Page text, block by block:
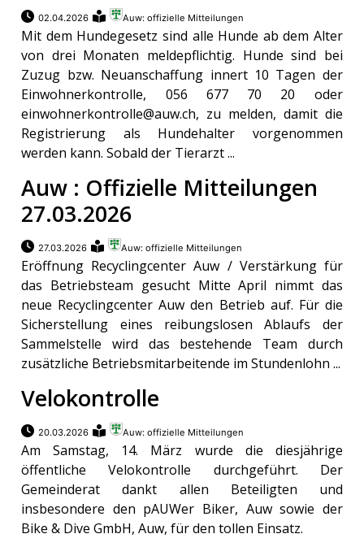
02.04.2026 Auw: offizielle Mitteilungen
Mit dem Hundegesetz sind alle Hunde ab dem Alter
von drei Monaten meldepflichtig. Hunde sind bei
Zuzug bzw. Neuanschaffung innert 10 Tagen der
Einwohnerkontrolle, 056 677 70 20 oder
einwohnerkontrolle@auw.ch, zu melden, damit die
Registrierung als Hundehalter vorgenommen
werden kann. Sobald der Tierarzt ...
Auw : Offizielle Mitteilungen
27.03.2026
27.03.2026 Auw: offizielle Mitteilungen
Eröffnung Recyclingcenter Auw / Verstärkung für
das Betriebsteam gesucht Mitte April nimmt das
neue Recyclingcenter Auw den Betrieb auf. Für die
Sicherstellung eines reibungslosen Ablaufs der
Sammelstelle wird das bestehende Team durch
zusätzliche Betriebsmitarbeitende im Stundenlohn ...
Velokontrolle
20.03.2026 Auw: offizielle Mitteilungen
Am Samstag, 14. März wurde die diesjährige
öffentliche Velokontrolle durchgeführt. Der
Gemeinderat dankt allen Beteiligten und
insbesondere den pAUWer Biker, Auw sowie der
Bike & Dive GmbH, Auw, für den tollen Einsatz.